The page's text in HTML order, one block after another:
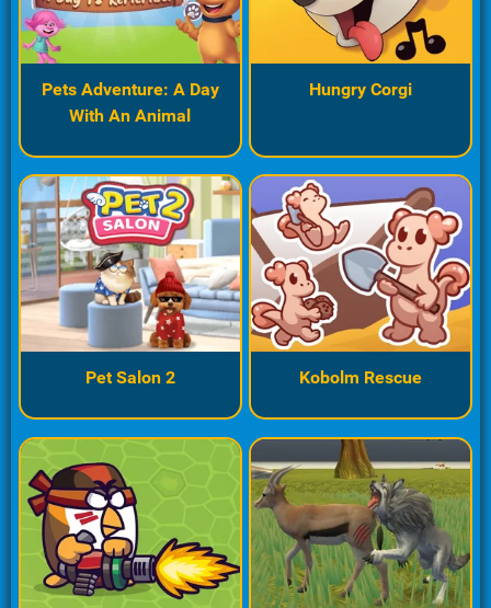
Pets Adventure: A Day
With An Animal
Hungry Corgi
Pet Salon 2 Kobolm Rescue